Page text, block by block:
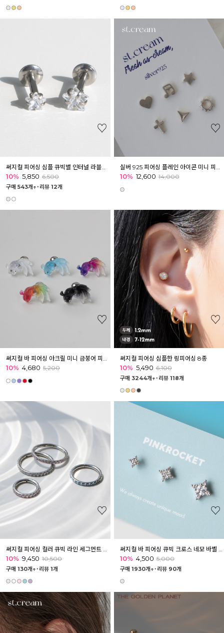
써지컬 피어싱 심플 큐빅별 인터널 라블렛피어싱
10% 5,850 6,500
구매 543개↑˙ 리뷰 12개
실버 925 피어싱 플레인 아이콘 미니 피어싱 귓볼 이너컨츠 귓바퀴
10% 12,600 14,000
10% 4,680 5,200
써지컬 피어싱 심플한 링피어싱 8종
10% 5,490 6,100
구매 3244개↑˙ 리뷰 118개
써지컬 피어싱 컬러 큐빅 라인 세그먼트 링피어싱
10% 9,450 10,500
구매 130개↑˙ 리뷰 1개
써지컬 바 피어싱 큐빅 크로스 네모 바벨 볼피어싱
10% 4,500 5,000
구매 1930개↑˙ 리뷰 90개